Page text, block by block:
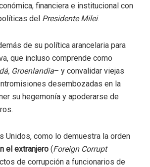
financiera e institucional con
del Presidente Milei.
de su política arancelaria para
que incluso comprende como
Groenlandia– y convalidar viejas
desembozadas en la
su hegemonía y apoderarse de
Unidos, como lo demuestra la orden
el extranjero (Foreign Corrupt
de corrupción a funcionarios de